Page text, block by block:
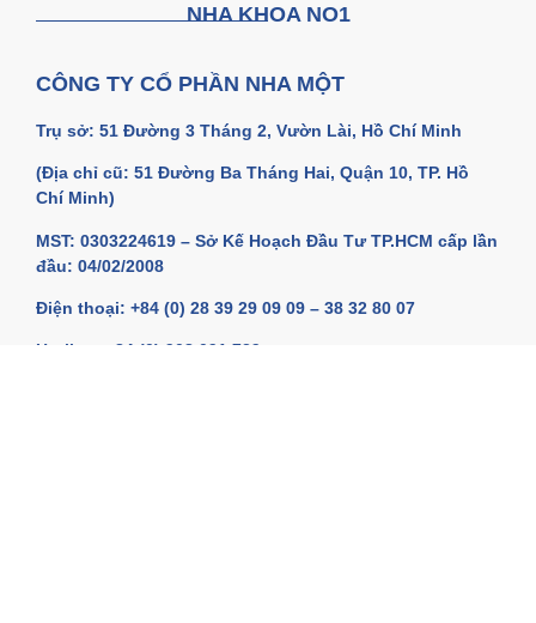
NHA KHOA NO1
CÔNG TY CỔ PHẦN NHA MỘT
Trụ sở: 51 Đường 3 Tháng 2, Vườn Lài, Hồ Chí Minh
(Địa chỉ cũ: 51 Đường Ba Tháng Hai, Quận 10, TP. Hồ
Chí Minh)
MST: 0303224619 – Sở Kế Hoạch Đầu Tư TP.HCM cấp lần
đầu: 04/02/2008
Điện thoại: +84 (0) 28 39 29 09 09 – 38 32 80 07
Hotline: +84 (0) 908 091 729